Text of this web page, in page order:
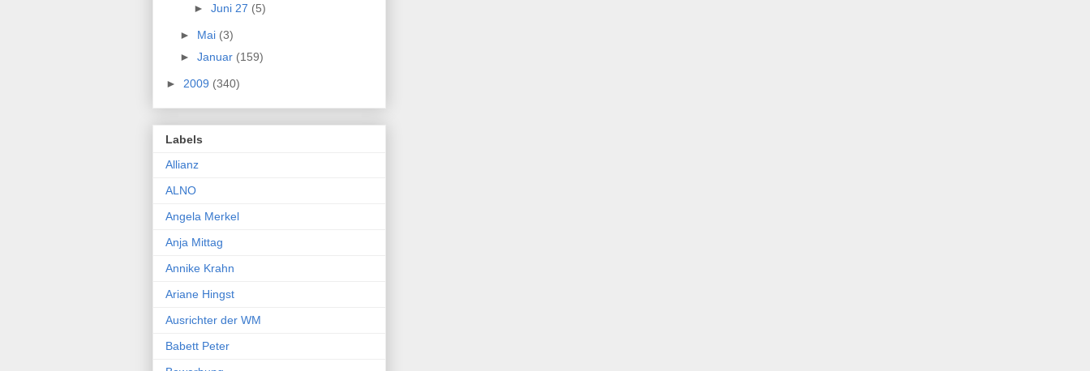
► Juni 27 (5)
► Mai (3)
► Januar (159)
► 2009 (340)
Labels
Allianz
ALNO
Angela Merkel
Anja Mittag
Annike Krahn
Ariane Hingst
Ausrichter der WM
Babett Peter